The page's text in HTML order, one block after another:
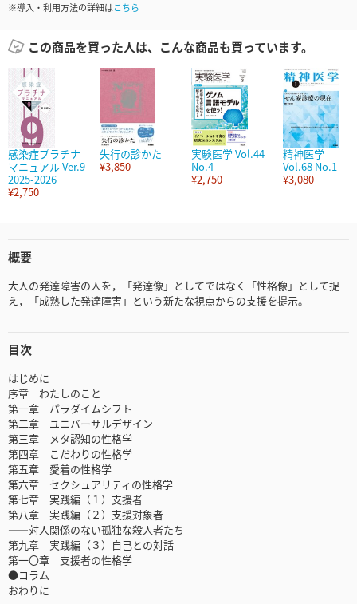
※導入・利用方法の詳細はこちら
この商品を買った人は、こんな商品も買っています。
感染症プラチナ
マニュアル Ver.9
2025-2026
¥2,750
失行の診かた
¥3,850
実験医学 Vol.44
No.4
¥2,750
精神医学
Vol.68 No.1
¥3,080
概要
大人の発達障害の人を，「発達像」としてではなく「性格像」として捉
え，「成熟した発達障害」という新たな視点からの支援を提示。
目次
はじめに
序章 わたしのこと
第一章 パラダイムシフト
第二章 ユニバーサルデザイン
第三章 メタ認知の性格学
第四章 こだわりの性格学
第五章 愛着の性格学
第六章 セクシュアリティの性格学
第七章 実践編（１）支援者
第八章 実践編（２）支援対象者
――対人関係のない孤独な殺人者たち
第九章 実践編（３）自己との対話
第一〇章 支援者の性格学
●コラム
おわりに